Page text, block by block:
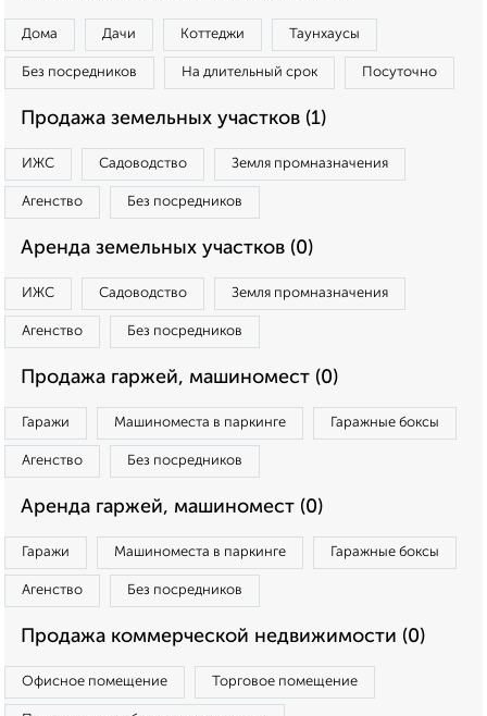
Дома Дачи Коттеджи Таунхаусы
Без посредников На длительный срок Посуточно
Продажа земельных участков (1)
ИЖС Садоводство Земля промназначения
Агенство Без посредников
Аренда земельных участков (0)
ИЖС Садоводство Земля промназначения
Агенство Без посредников
Продажа гаржей, машиномест (0)
Гаражи Машиноместа в паркинге Гаражные боксы
Агенство Без посредников
Аренда гаржей, машиномест (0)
Гаражи Машиноместа в паркинге Гаражные боксы
Агенство Без посредников
Продажа коммерческой недвижимости (0)
Офисное помещение Торговое помещение